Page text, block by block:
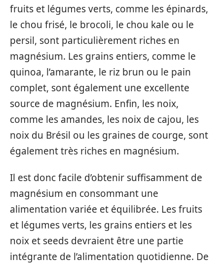
fruits et légumes verts, comme les épinards,
le chou frisé, le brocoli, le chou kale ou le
persil, sont particulièrement riches en
magnésium. Les grains entiers, comme le
quinoa, l’amarante, le riz brun ou le pain
complet, sont également une excellente
source de magnésium. Enfin, les noix,
comme les amandes, les noix de cajou, les
noix du Brésil ou les graines de courge, sont
également très riches en magnésium.
Il est donc facile d’obtenir suffisamment de
magnésium en consommant une
alimentation variée et équilibrée. Les fruits
et légumes verts, les grains entiers et les
noix et seeds devraient être une partie
intégrante de l’alimentation quotidienne. De